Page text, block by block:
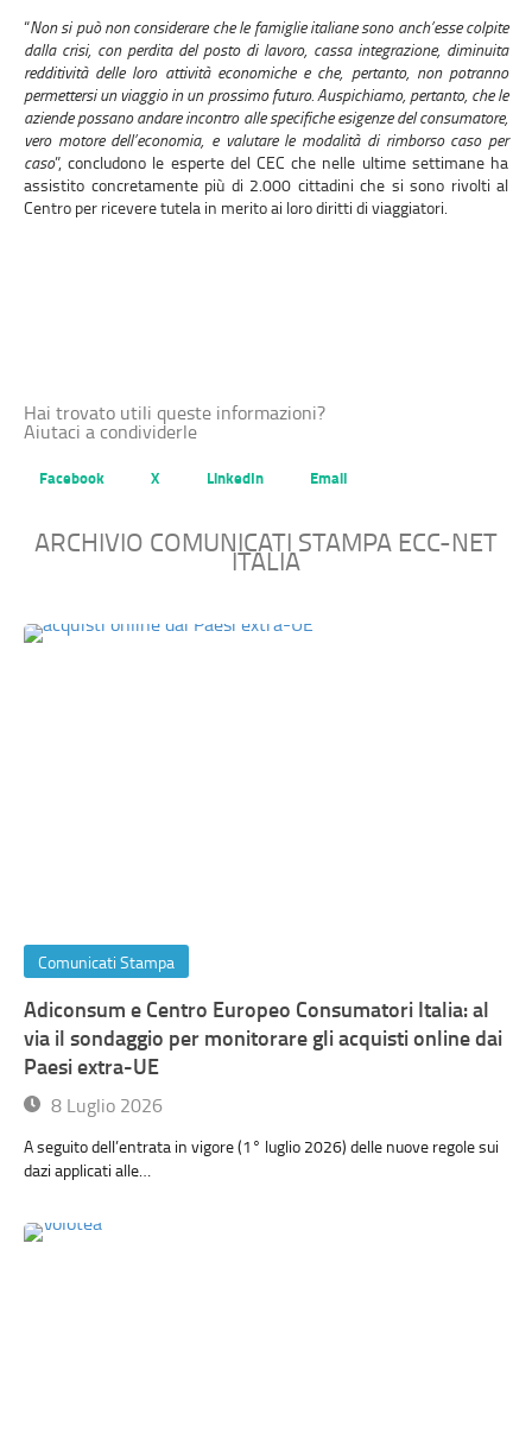
“Non si può non considerare che le famiglie italiane sono anch’esse colpite
dalla crisi, con perdita del posto di lavoro, cassa integrazione, diminuita
redditività delle loro attività economiche e che, pertanto, non potranno
permettersi un viaggio in un prossimo futuro. Auspichiamo, pertanto, che le
aziende possano andare incontro alle specifiche esigenze del consumatore,
vero motore dell’economia, e valutare le modalità di rimborso caso per
caso”, concludono le esperte del CEC che nelle ultime settimane ha
assistito concretamente più di 2.000 cittadini che si sono rivolti al
Centro per ricevere tutela in merito ai loro diritti di viaggiatori.
Hai trovato utili queste informazioni?
Aiutaci a condividerle
Facebook X LinkedIn Email
ARCHIVIO COMUNICATI STAMPA ECC-NET
ITALIA
Comunicati Stampa
Adiconsum e Centro Europeo Consumatori Italia: al
via il sondaggio per monitorare gli acquisti online dai
Paesi extra-UE
8 Luglio 2026
A seguito dell’entrata in vigore (1° luglio 2026) delle nuove regole sui
dazi applicati alle…